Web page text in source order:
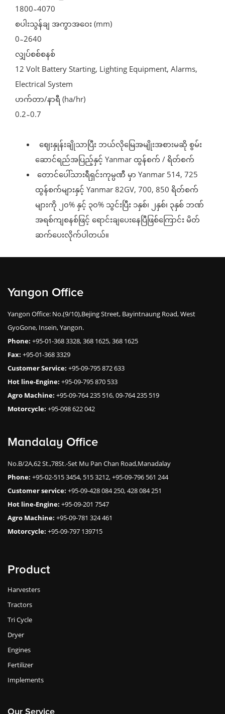
1800 ̴ 4070
စပါးသွန်ချ အကွာအဝေး (mm)
0 ̴ 2640
လျှပ်စစ်စနစ်
12 Volt Battery Starting, Lighting Equipment, Alarms,
Electrical System
ဟက်တာ/နာရီ (ha/hr)
0.2 ̴ 0.7
ဈေးနှုန်းချိုသာပြီး ဘယ်လိုမြေအမျိုးအစားမဆို စွမ်း
ဆောင်ရည်အပြည့်နှင့် Yanmar ထွန်စက် / ရိတ်စက်
တောင်ပေါ်သားရီရှင်းကုမ္ပဏီ မှာ Yanmar 514, 725
ထွန်စက်များနှင့် Yanmar 82GV, 700, 850 ရိတ်စက်
များကို ၂၀% နှင့် ၃၀% သွင်းပြီး ၁နှစ်၊ ၂နှစ်၊ ၃နှစ် ဘဏ်
အရစ်ကျစနစ်ဖြင့် ရောင်းချပေးနေပြီဖြစ်ကြောင်း မိတ်
ဆက်ပေးလိုက်ပါတယ်။
Yangon Office
Yangon Office: No.(9/10),Bejing Street, Bayintnaung Road, West
GyoGone, Insein, Yangon.
Phone: +95-01-368 3328, 368 1625, 368 1625
Fax: +95-01-368 3329
Customer Service: +95-09-795 872 633
Hot line-Engine: +95-09-795 870 533
Agro Machine: +95-09-764 235 516, 09-764 235 519
Motorcycle: +95-098 622 042
Mandalay Office
No.B/2A,62 St.,78St.-Set Mu Pan Chan Road,Manadalay
Phone: +95-02-515 3454, 515 3212, +95-09-796 561 244
Customer service: +95-09-428 084 250, 428 084 251
Hot line-Engine: +95-09-201 7547
Agro Machine: +95-09-781 324 461
Motorcycle: +95-09-797 139715
Product
Harvesters
Tractors
Tri Cycle
Dryer
Engines
Fertilizer
Implements
Our Service